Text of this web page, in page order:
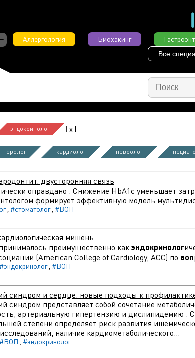
Аллергология
Биохакинг
Все
эндокринолог [x]
кардиолог невролог педиатр
двусторонняя связь
оправдано . Снижение HbA1c уменьшает
формирует эффективную модель
, #стоматолог, #ВОП
мишень
преимущественно как эндокринолог
(American College of Cardiology, ACC) по воп
#эндокринолог, #ВОП
синдром и сердце: новые подходы к
синдром представляет собой сочетание
артериальную гипертензию и дислипидемию .
степени определяет риск развития
наличие кардиометаболического...
#ВОП , #эндокринолог